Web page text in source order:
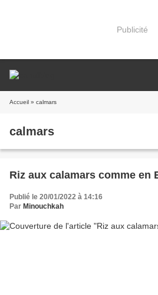
Publicité
Accueil » calmars
calmars
Riz aux calamars comme en
Publié le 20/01/2022 à 14:16
Par Minouchkah